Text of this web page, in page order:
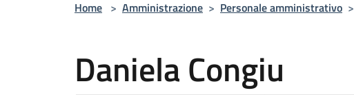
Home > Amministrazione > Personale amministrativo >
Daniela Congiu